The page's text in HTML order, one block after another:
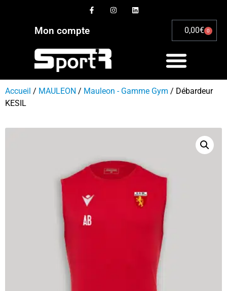
Mon compte 0,00€ 0
Accueil / MAULEON / Mauleon - Gamme Gym / Débardeur
KESIL